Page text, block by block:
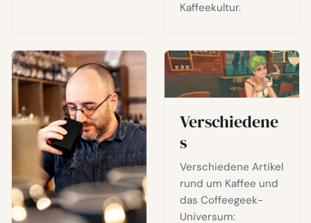
Kaffeekultur.
Verschiedene
s
Verschiedene Artikel
rund um Kaffee und
das Coffeegeek-
Universum: